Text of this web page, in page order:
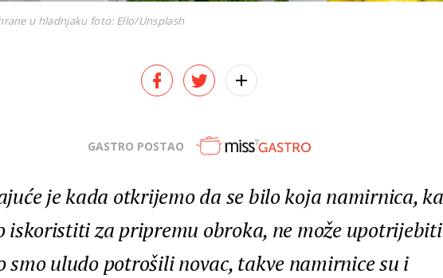
u hladnjaku foto: Ello/Unsplash
GASTRO POSTAO
je kada otkrijemo da se bilo koja namirnica,
iskoristiti za pripremu obroka, ne može
smo uludo potrošili novac, takve namirnice su i